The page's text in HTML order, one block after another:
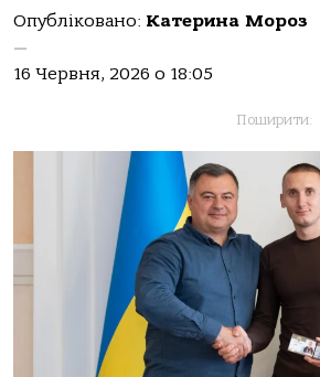
Опубліковано: Катерина Мороз
—
16 Червня, 2026 о 18:05
Поширити: